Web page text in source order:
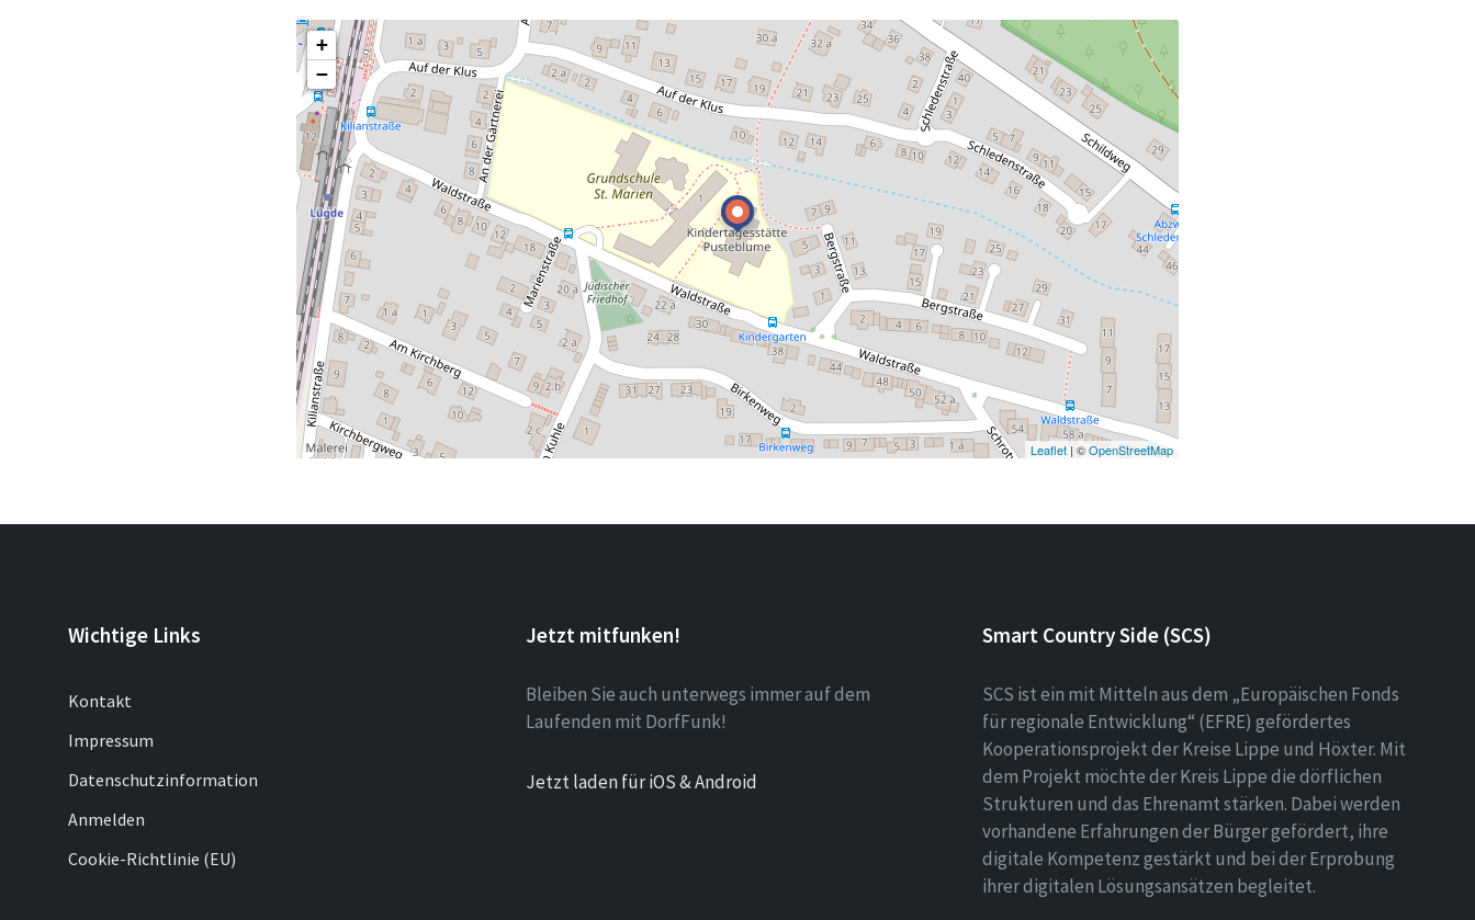
+
−
Leaflet| ©OpenStreetMap
Wichtige Links
Kontakt
Impressum
Datenschutzinformation
Anmelden
Cookie-Richtlinie (EU)
Jetzt mitfunken!
Bleiben Sie auch unterwegs immer auf dem
Laufenden mit DorfFunk!
Jetzt laden für iOS & Android
Smart Country Side (SCS)
SCS ist ein mit Mitteln aus dem „Europäischen Fonds
für regionale Entwicklung“ (EFRE) gefördertes
Kooperationsprojekt der Kreise Lippe und Höxter. Mit
dem Projekt möchte der Kreis Lippe die dörflichen
Strukturen und das Ehrenamt stärken. Dabei werden
vorhandene Erfahrungen der Bürger gefördert, ihre
digitale Kompetenz gestärkt und bei der Erprobung
ihrer digitalen Lösungsansätzen begleitet.